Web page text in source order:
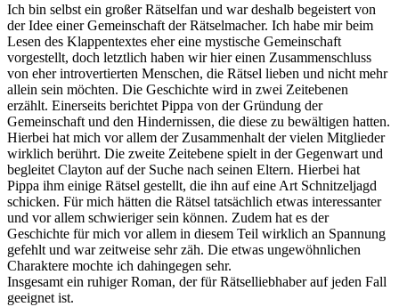
Ich bin selbst ein großer Rätselfan und war deshalb begeistert von
der Idee einer Gemeinschaft der Rätselmacher. Ich habe mir beim
Lesen des Klappentextes eher eine mystische Gemeinschaft
vorgestellt, doch letztlich haben wir hier einen Zusammenschluss
von eher introvertierten Menschen, die Rätsel lieben und nicht mehr
allein sein möchten. Die Geschichte wird in zwei Zeitebenen
erzählt. Einerseits berichtet Pippa von der Gründung der
Gemeinschaft und den Hindernissen, die diese zu bewältigen hatten.
Hierbei hat mich vor allem der Zusammenhalt der vielen Mitglieder
wirklich berührt. Die zweite Zeitebene spielt in der Gegenwart und
begleitet Clayton auf der Suche nach seinen Eltern. Hierbei hat
Pippa ihm einige Rätsel gestellt, die ihn auf eine Art Schnitzeljagd
schicken. Für mich hätten die Rätsel tatsächlich etwas interessanter
und vor allem schwieriger sein können. Zudem hat es der
Geschichte für mich vor allem in diesem Teil wirklich an Spannung
gefehlt und war zeitweise sehr zäh. Die etwas ungewöhnlichen
Charaktere mochte ich dahingegen sehr.
Insgesamt ein ruhiger Roman, der für Rätselliebhaber auf jeden Fall
geeignet ist.